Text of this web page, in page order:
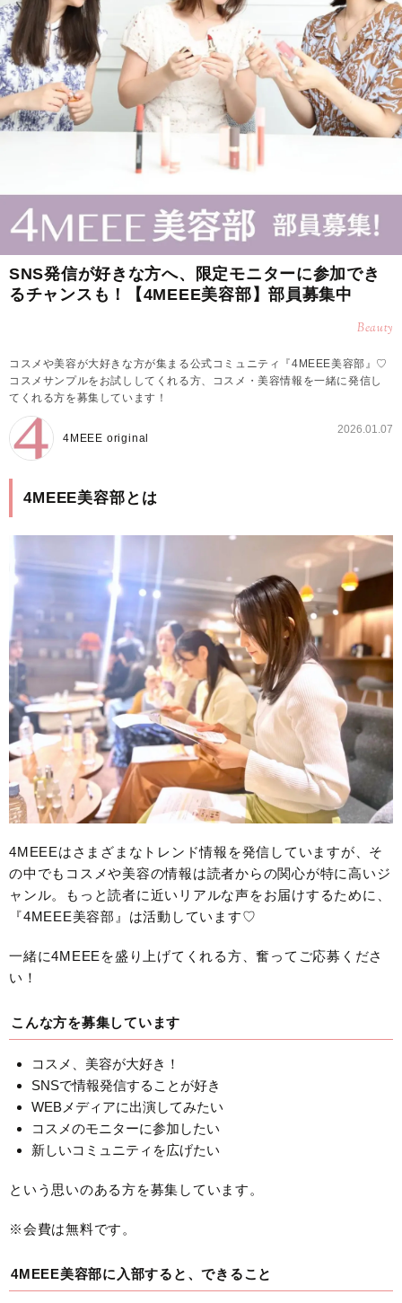
SNS発信が好きな方へ、限定モニターに参加でき
るチャンスも！【4MEEE美容部】部員募集中
Beauty
コスメや美容が大好きな方が集まる公式コミュニティ『4MEEE美容部』♡
コスメサンプルをお試ししてくれる方、コスメ・美容情報を一緒に発信し
てくれる方を募集しています！
4MEEE original
2026.01.07
4MEEE美容部とは
4MEEEはさまざまなトレンド情報を発信していますが、そ
の中でもコスメや美容の情報は読者からの関心が特に高いジ
ャンル。もっと読者に近いリアルな声をお届けするために、
『4MEEE美容部』は活動しています♡
一緒に4MEEEを盛り上げてくれる方、奮ってご応募くださ
い！
こんな方を募集しています
コスメ、美容が大好き！
SNSで情報発信することが好き
WEBメディアに出演してみたい
コスメのモニターに参加したい
新しいコミュニティを広げたい
という思いのある方を募集しています。
※会費は無料です。
4MEEE美容部に入部すると、できること